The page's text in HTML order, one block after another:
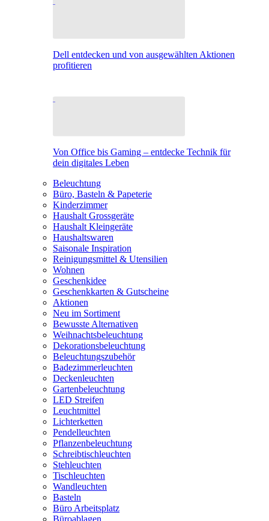
Dell entdecken und von ausgewählten Aktionen
profitieren
Von Office bis Gaming – entdecke Technik für
dein digitales Leben
Beleuchtung
Büro, Basteln & Papeterie
Kinderzimmer
Haushalt Grossgeräte
Haushalt Kleingeräte
Haushaltswaren
Saisonale Inspiration
Reinigungsmittel & Utensilien
Wohnen
Geschenkidee
Geschenkkarten & Gutscheine
Aktionen
Neu im Sortiment
Bewusste Alternativen
Weihnachtsbeleuchtung
Dekorationsbeleuchtung
Beleuchtungszubehör
Badezimmerleuchten
Deckenleuchten
Gartenbeleuchtung
LED Streifen
Leuchtmittel
Lichterketten
Pendelleuchten
Pflanzenbeleuchtung
Schreibtischleuchten
Stehleuchten
Tischleuchten
Wandleuchten
Basteln
Büro Arbeitsplatz
Büroablagen